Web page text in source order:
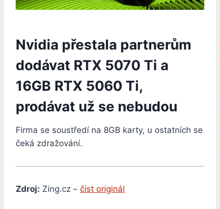
Nvidia přestala partnerům
dodávat RTX 5070 Ti a
16GB RTX 5060 Ti,
prodávat už se nebudou
Firma se soustředí na 8GB karty, u ostatních se
čeká zdražování.
Zdroj: Zing.cz – číst originál